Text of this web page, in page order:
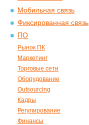
Мобильная связь
Фиксированная связь
ПО
Рынок ПК
Маркетинг
Торговые сети
Оборудование
Outsourcing
Кадры
Регулирование
Финансы